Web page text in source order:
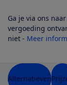
Ga je via ons
vergoeding
niet - Meer
Alternatieven